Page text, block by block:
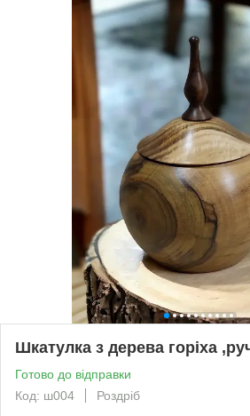
Шкатулка з дерева горіха
Готово до відправки
Код: ш004
Роздріб